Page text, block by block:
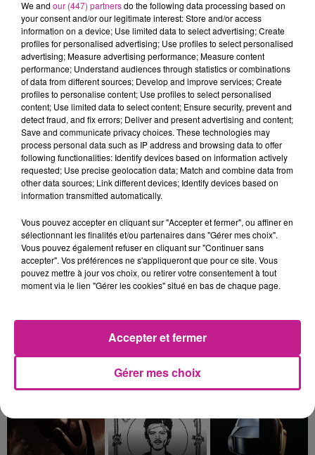
Retrouvez les 68 news du 28 novembre avecTerranimo
Colmar et Burnhaupt-le-Haut, votre animalerie dans le Haut-
Rhin
TITRES DIFFUSÉS
9h36
9h36 9h33
9h33
STYLETO
Probleme Probleme
9h27
9h27
We and our (447) partnersdo the following data processing based on
your consent and/or our legitimate interest: Store and/or access
information on a device; Use limited data to select advertising; Create
profiles for personalised advertising; Use profiles to select personalised
advertising; Measure advertising performance; Measure content
performance; Understand audiences through statistics or combinations
of data from different sources; Develop and improve services; Create
profiles to personalise content; Use profiles to select personalised
content; Use limited data to select content; Ensure security, prevent and
detect fraud, and fix errors; Deliver and present advertising and content;
Save and communicate privacy choices. These technologies may
process personal data such as IP address and browsing data to offer
following functionalities: Identify devices based on information actively
requested; Use precise geolocation data; Match and combine data from
other data sources; Link different devices; Identify devices based on
information transmitted automatically.
Vous pouvez accepter en cliquant sur "Accepter et fermer", ou affiner en
sélectionnant les finalités et/ou partenaires dans "Gérer mes choix".
Vous pouvez également refuser en cliquant sur "Continuer sans
accepter". Vos préférences ne s'appliqueront que pour ce site. Vous
pouvez mettre à jour vos choix, ou retirer votre consentement à tout
moment via le lien "Gérer les cookies" situé en bas de chaque page.
Gérer mes choix
Accepter et fermer